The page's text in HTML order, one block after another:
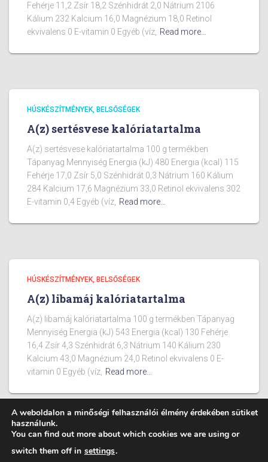
Fehérje 11,2 Zsír 18,2 Szénhidrát 2,0 Nátrium 2106
Kálium 232 Kalcium 16,0 Magnézium 18,0 Retinol
ekvivalens 0 E-vitamin 0 Egyéb (víz, Read more…
HÚSKÉSZÍTMÉNYEK, BELSŐSÉGEK
A(z) sertésvese kalóriatartalma
A(z) sertésvese kalóriatartalma 100 g termékben
Tápanyag Mennyiség Energia (kJ) 480 Energia (kcal) 115
Fehérje 17,0 Zsír 5,0 Szénhidrát 0,3 Nátrium 160 Kálium
284 Kalcium 17,6 Magnézium 33,0 Retinol ekvivalens 302
E-vitamin 0,4 Egyéb (víz, Read more…
HÚSKÉSZÍTMÉNYEK, BELSŐSÉGEK
A(z) libamáj kalóriatartalma
A(z) libamáj kalóriatartalma 100 g termékben Tápanyag
Mennyiség Energia (kJ) 543 Energia (kcal) 130 Fehérje
16,4 Zsír 4,3 Szénhidrát 6,3 Nátrium 140 Kálium 230
Kalcium 43,0 Magnézium 24,0 Retinol ekvivalens 0 E-
vitamin 0 Egyéb (víz, Read more…
A weboldalon a minőségi felhasználói élmény érdekében sütiket
használunk.
You can find out more about which cookies we are using or
switch them off in settings.